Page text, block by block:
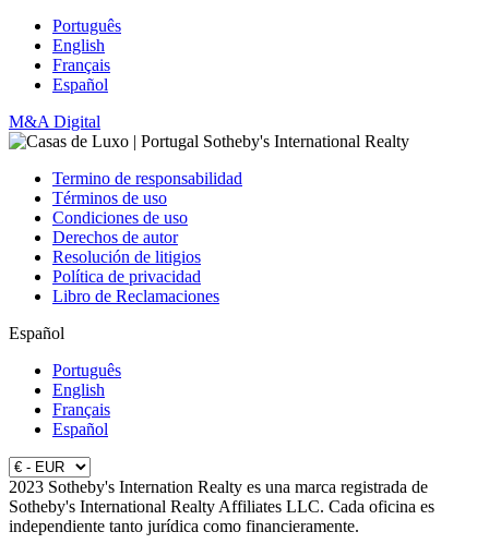
Português
English
Français
Español
M&A Digital
Termino de responsabilidad
Términos de uso
Condiciones de uso
Derechos de autor
Resolución de litigios
Política de privacidad
Libro de Reclamaciones
Español
Português
English
Français
Español
2023 Sotheby's Internation Realty es una marca registrada de
Sotheby's International Realty Affiliates LLC. Cada oficina es
independiente tanto jurídica como financieramente.